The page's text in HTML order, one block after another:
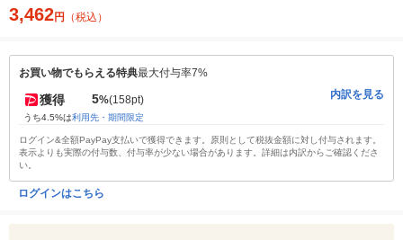
3,462円 （税込）
お買い物でもらえる特典最大付与率7%
獲得 5%(158pt)
うち4.5%は利用先・期間限定
内訳を見る
ログイン&全額PayPay支払いで獲得できます。原則として税抜金額に対し付与されます。
表示よりも実際の付与数、付与率が少ない場合があります。詳細は内訳からご確認くださ
い。
ログインはこちら